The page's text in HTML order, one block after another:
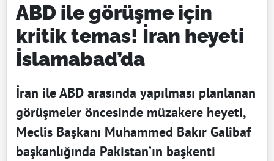
ABD ile görüşme için
kritik temas! İran heyeti
İslamabad’da
İran ile ABD arasında yapılması planlanan
görüşmeler öncesinde müzakere heyeti,
Meclis Başkanı Muhammed Bakır Galibaf
başkanlığında Pakistan’ın başkenti